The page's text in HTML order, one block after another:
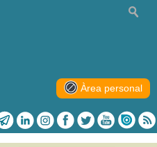
Àrea personal